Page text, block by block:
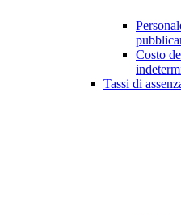
Costo
Tassi di